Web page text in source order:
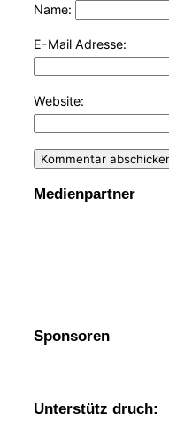
Name:
E-Mail Adresse:
Website:
Medienpartner
Sponsoren
Unterstütz druch: